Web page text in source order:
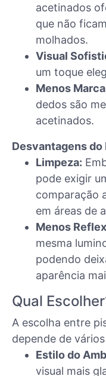
acetinados
que não
molhados.
Visual
um toque
Menos
dedos são
acetinados.
Desvantagens
Limpeza:
pode exigir
comparação
em áreas de
Menos
mesma
podendo
aparência
Qual
A escolha entre
depende de
Estilo do
visual mais